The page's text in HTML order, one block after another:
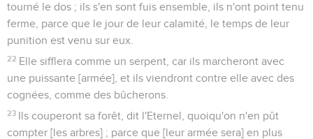
tourné le dos ; ils s'en sont fuis ensemble, ils n'ont point tenu
ferme, parce que le jour de leur calamité, le temps de leur
punition est venu sur eux.
22 Elle sifflera comme un serpent, car ils marcheront avec
une puissante [armée], et ils viendront contre elle avec des
cognées, comme des bûcherons.
23 Ils couperont sa forêt, dit l'Eternel, quoiqu'on n'en pût
compter [les arbres] ; parce que [leur armée sera] en plus